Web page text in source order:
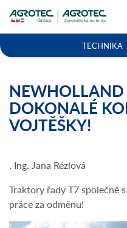
TECHNIKA
NEWHOLLAND
DOKONALÉ
VOJTĚŠKY!
, Ing. Jana Rézlová
Traktory řady T7 společně
práce za odměnu!